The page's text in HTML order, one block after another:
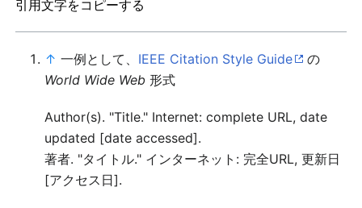
引用文字をコピーする
↑ 一例として、 IEEE Citation Style Guide
の
World Wide Web 形式
Author(s). "Title." Internet: complete URL, date
updated [date accessed].
著者. "タイトル." インターネット: 完全URL, 更新日
[アクセス日].